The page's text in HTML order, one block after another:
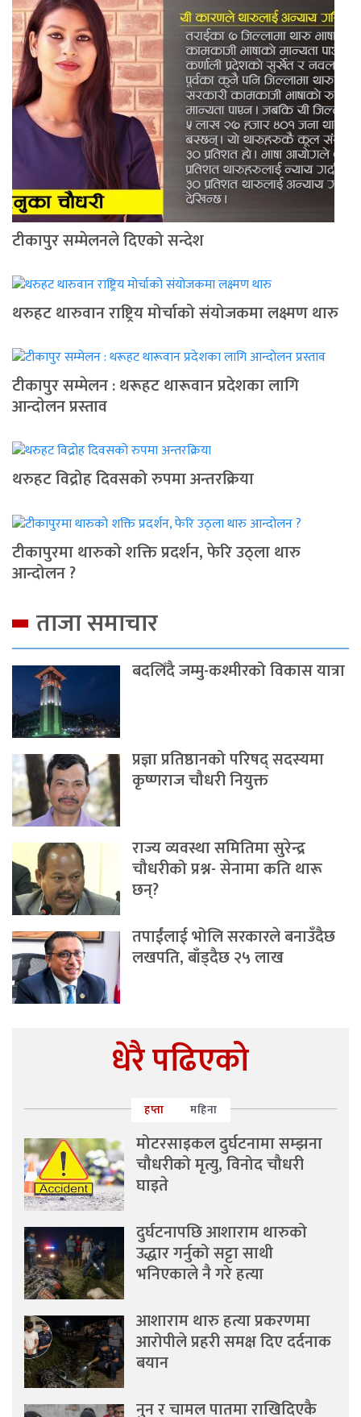
टीकापुर सम्मेलनले दिएको सन्देश
थरुहट थारुवान राष्ट्रिय मोर्चाको संयोजकमा लक्ष्मण थारु
टीकापुर सम्मेलन : थरूहट थारूवान प्रदेशका लागि
आन्दाेलन प्रस्ताव
थरुहट विद्रोह दिवसको रुपमा अन्तरक्रिया
टीकापुरमा थारुको शक्ति प्रदर्शन, फेरि उठ्ला थारु
आन्दोलन ?
ताजा समाचार
बदलिँदै जम्मु-कश्मीरको विकास यात्रा
प्रज्ञा प्रतिष्ठानको परिषद् सदस्यमा
कृष्णराज चौधरी नियुक्त
राज्य व्यवस्था समितिमा सुरेन्द्र
चौधरीको प्रश्न- सेनामा कति थारू
छन्?
तपाईंलाई भोलि सरकारले बनाउँदैछ
लखपति, बाँड्दैछ २५ लाख
धेरै पढिएको
हप्ता महिना
मोटरसाइकल दुर्घटनामा सम्झना
चौधरीको मृत्यु, विनोद चौधरी
घाइते
दुर्घटनापछि आशाराम थारुको
उद्धार गर्नुको सट्टा साथी
भनिएकाले नै गरे हत्या
आशाराम थारु हत्या प्रकरणमा
आरोपीले प्रहरी समक्ष दिए दर्दनाक
बयान
नुन र चामल पातमा राखिदिएकै